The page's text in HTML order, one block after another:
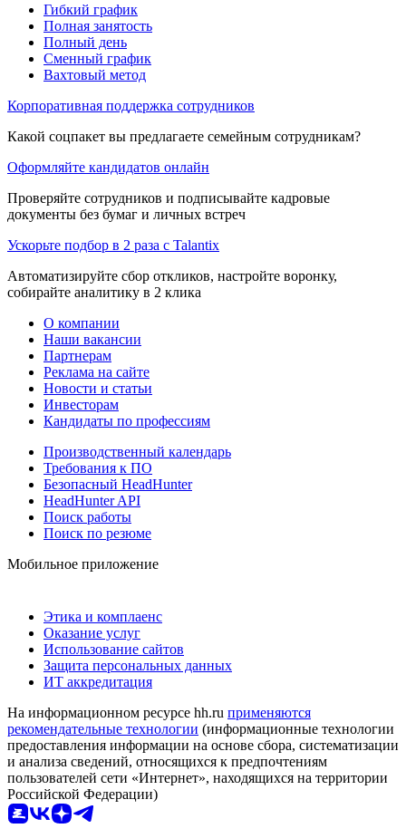
Гибкий график
Полная занятость
Полный день
Сменный график
Вахтовый метод
Корпоративная поддержка сотрудников
Какой соцпакет вы предлагаете семейным сотрудникам?
Оформляйте кандидатов онлайн
Проверяйте сотрудников и подписывайте кадровые
документы без бумаг и личных встреч
Ускорьте подбор в 2 раза с Talantix
Автоматизируйте сбор откликов, настройте воронку,
собирайте аналитику в 2 клика
О компании
Наши вакансии
Партнерам
Реклама на сайте
Новости и статьи
Инвесторам
Кандидаты по профессиям
Производственный календарь
Требования к ПО
Безопасный HeadHunter
HeadHunter API
Поиск работы
Поиск по резюме
Мобильное приложение
Этика и комплаенс
Оказание услуг
Использование сайтов
Защита персональных данных
ИТ аккредитация
На информационном ресурсе hh.ru применяются
рекомендательные технологии (информационные технологии
предоставления информации на основе сбора, систематизации
и анализа сведений, относящихся к предпочтениям
пользователей сети «Интернет», находящихся на территории
Российской Федерации)